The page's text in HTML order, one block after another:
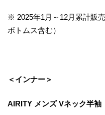
※ 2025年1月～12月累計販
ボトムス含む）
＜インナー＞
AIRITY メンズ Vネック半袖